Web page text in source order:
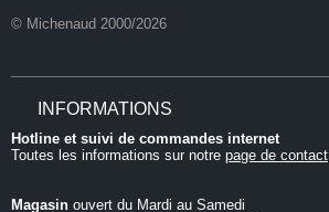
© Michenaud 2000/2026
INFORMATIONS
Hotline et suivi de commandes internet
Toutes les informations sur notre page de contact
Magasin ouvert du Mardi au Samedi